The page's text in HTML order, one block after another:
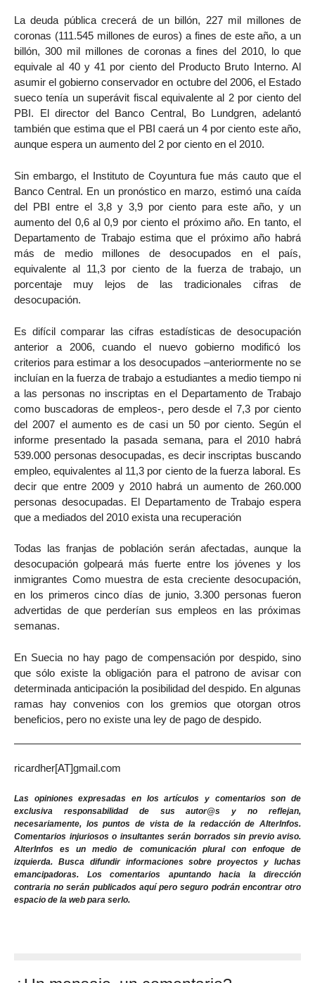
La deuda pública crecerá de un billón, 227 mil millones de
coronas (111.545 millones de euros) a fines de este año, a un
billón, 300 mil millones de coronas a fines del 2010, lo que
equivale al 40 y 41 por ciento del Producto Bruto Interno. Al
asumir el gobierno conservador en octubre del 2006, el Estado
sueco tenía un superávit fiscal equivalente al 2 por ciento del
PBI. El director del Banco Central, Bo Lundgren, adelantó
también que estima que el PBI caerá un 4 por ciento este año,
aunque espera un aumento del 2 por ciento en el 2010.
Sin embargo, el Instituto de Coyuntura fue más cauto que el
Banco Central. En un pronóstico en marzo, estimó una caída
del PBI entre el 3,8 y 3,9 por ciento para este año, y un
aumento del 0,6 al 0,9 por ciento el próximo año. En tanto, el
Departamento de Trabajo estima que el próximo año habrá
más de medio millones de desocupados en el país,
equivalente al 11,3 por ciento de la fuerza de trabajo, un
porcentaje muy lejos de las tradicionales cifras de
desocupación.
Es difícil comparar las cifras estadísticas de desocupación
anterior a 2006, cuando el nuevo gobierno modificó los
criterios para estimar a los desocupados –anteriormente no se
incluían en la fuerza de trabajo a estudiantes a medio tiempo ni
a las personas no inscriptas en el Departamento de Trabajo
como buscadoras de empleos-, pero desde el 7,3 por ciento
del 2007 el aumento es de casi un 50 por ciento. Según el
informe presentado la pasada semana, para el 2010 habrá
539.000 personas desocupadas, es decir inscriptas buscando
empleo, equivalentes al 11,3 por ciento de la fuerza laboral. Es
decir que entre 2009 y 2010 habrá un aumento de 260.000
personas desocupadas. El Departamento de Trabajo espera
que a mediados del 2010 exista una recuperación
Todas las franjas de población serán afectadas, aunque la
desocupación golpeará más fuerte entre los jóvenes y los
inmigrantes Como muestra de esta creciente desocupación,
en los primeros cinco días de junio, 3.300 personas fueron
advertidas de que perderían sus empleos en las próximas
semanas.
En Suecia no hay pago de compensación por despido, sino
que sólo existe la obligación para el patrono de avisar con
determinada anticipación la posibilidad del despido. En algunas
ramas hay convenios con los gremios que otorgan otros
beneficios, pero no existe una ley de pago de despido.
ricardher[AT]gmail.com
Las opiniones expresadas en los artículos y comentarios son de
exclusiva responsabilidad de sus autor@s y no reflejan,
necesariamente, los puntos de vista de la redacción de AlterInfos.
Comentarios injuriosos o insultantes serán borrados sin previo aviso.
AlterInfos es un medio de comunicación plural con enfoque de
izquierda. Busca difundir informaciones sobre proyectos y luchas
emancipadoras. Los comentarios apuntando hacia la dirección
contraria no serán publicados aquí pero seguro podrán encontrar otro
espacio de la web para serlo.